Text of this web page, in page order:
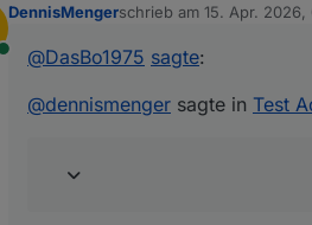
Online
DennisMengerschrieb am 15. Apr. 2026,
zuletzt editiert von
@DasBo1975 sagte:
@dennismenger sagte in Test